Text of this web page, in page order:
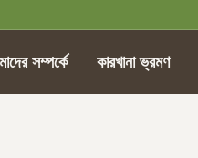
সম্পর্কে কারখানা ভ্রমণ